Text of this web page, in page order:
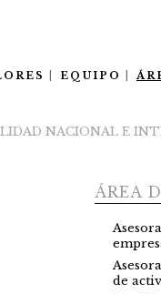
EQUIPO
NACIONAL E
ÁREA
de